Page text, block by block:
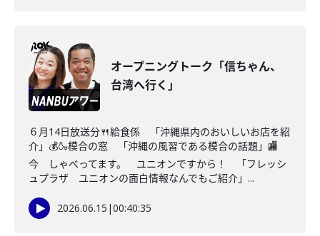
オープニングトーク「信ちゃん、
台湾へ行く」
６月14日放送分🍴給食係 「沖縄県内のおいしいお店を紹
介」💰🍶模合の窓 「沖縄の風習である模合の話題」🏬
今 しゃべってます。 ユニオンですから！ 「フレッシ
ュプラザ ユニオンの面白情報なんでもご紹介」...
2026.06.15 |00:40:35